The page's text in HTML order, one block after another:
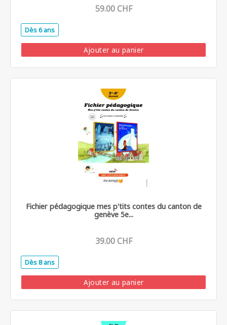
59.00 CHF
Dès 6 ans
Ajouter au panier
Fichier pédagogique mes p'tits contes du canton de
genève 5e...
39.00 CHF
Dès 8 ans
Ajouter au panier